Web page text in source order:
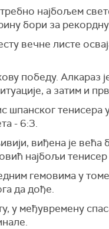
најбољем
бори за
вечне листе
победу. Алкараз
а затим и
тенисера
- 6:3.
виђена је
најбољи тенисер
гемовима у
да дође.
у међувремену